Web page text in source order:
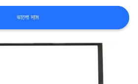
ভালো দাম